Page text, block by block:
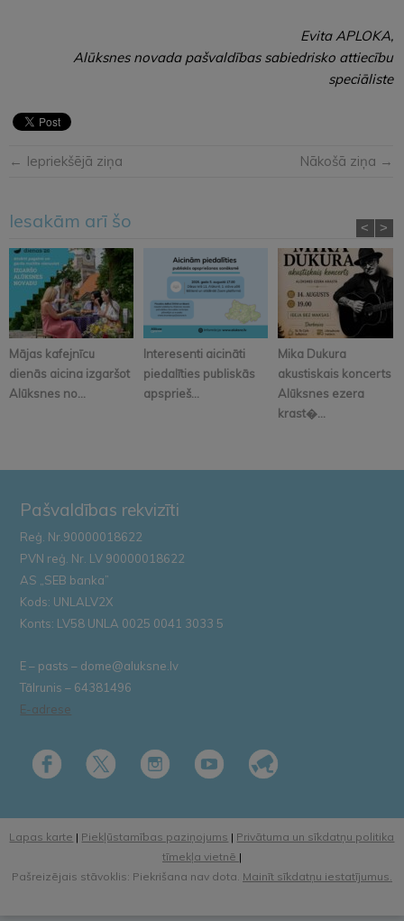
Evita APLOKA,
Alūksnes novada pašvaldības sabiedrisko attiecību
speciāliste
← Iepriekšējā ziņa Nākošā ziņa →
Iesakām arī šo
Mājas kafejnīcu
dienās aicina izgaršot
Alūksnes no...
Interesenti aicināti
piedalīties publiskās
apsprieš...
Mika Dukura
akustiskais koncerts
Alūksnes ezera
krast�...
< >
Pašvaldības rekvizīti
Reģ. Nr.90000018622
PVN reģ. Nr. LV 90000018622
AS „SEB banka”
Kods: UNLALV2X
Konts: LV58 UNLA 0025 0041 3033 5
E – pasts – dome@aluksne.lv
Tālrunis – 64381496
E-adrese
Lapas karte | Piekļūstamības paziņojums | Privātuma un sīkdatņu politika
tīmekļa vietnē |
Pašreizējais stāvoklis: Piekrišana nav dota. Mainīt sīkdatņu iestatījumus.